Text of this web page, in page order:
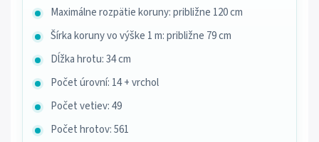
Maximálne rozpätie koruny: približne 120 cm
Šírka koruny vo výške 1 m: približne 79 cm
Dĺžka hrotu: 34 cm
Počet úrovní: 14 + vrchol
Počet vetiev: 49
Počet hrotov: 561